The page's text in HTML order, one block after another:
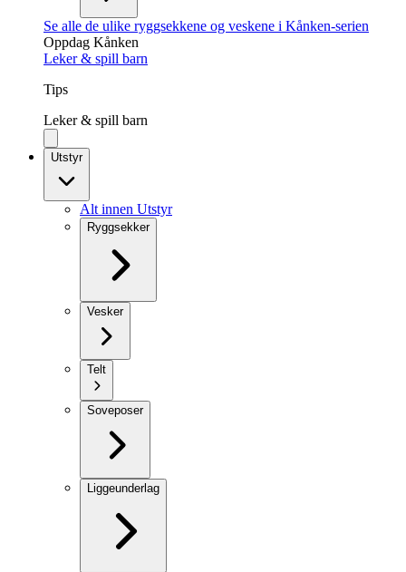
Se alle de ulike ryggsekkene og veskene i Kånken-serien
Oppdag Kånken
Leker & spill barn
Tips
Leker & spill barn
Utstyr
Alt innen Utstyr
Ryggsekker
Vesker
Telt
Soveposer
Liggeunderlag